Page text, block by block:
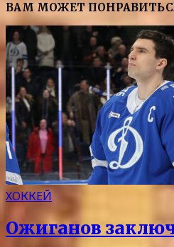
ВАМ МОЖЕТ
ХОККЕЙ
Ожиганов